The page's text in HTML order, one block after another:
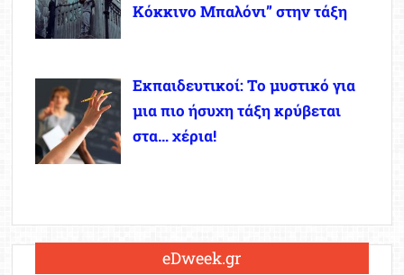
Κόκκινο Μπαλόνι” στην τάξη
Εκπαιδευτικοί: Το μυστικό για
μια πιο ήσυχη τάξη κρύβεται
στα… χέρια!
eDweek.gr